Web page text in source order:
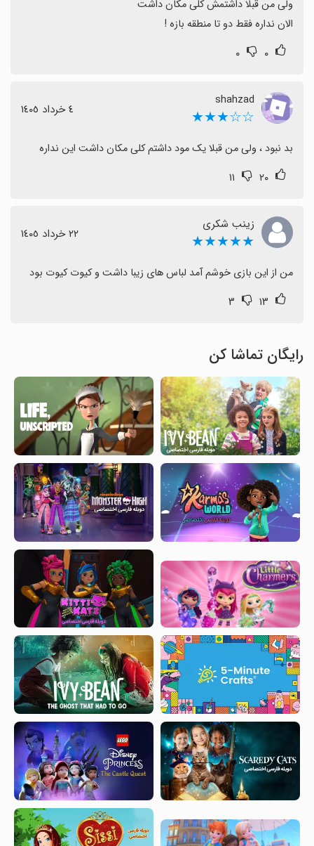
الان نداره فقط دو تا منطقه بازه !
۰ ۰
shahzad
☆☆★★★ ٤ خرداد ١٤٠٥
بد نبود ، ولی من قبلا یک مود داشتم کلی مکان داشت این نداره
۲۰ ۱۱
زینب شکری
★★★★★ ٢٢ خرداد ١٤٠٥
من از این بازی خوشم آمد لباس های زیبا داشت و کیوت کیوت بود
۱۳ ۳
رایگان تماشا کن